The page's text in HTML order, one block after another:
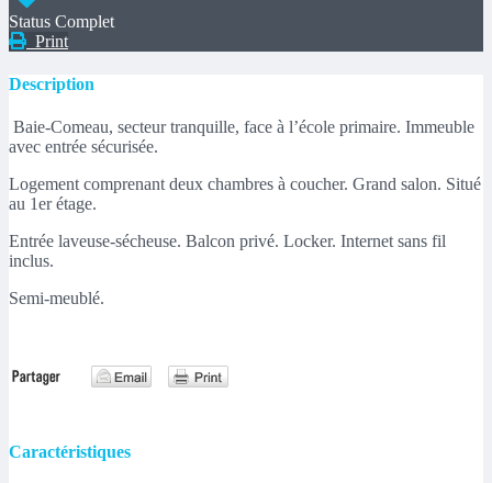
Status Complet
Print
Description
Baie-Comeau, secteur tranquille, face à l’école primaire. Immeuble
avec entrée sécurisée.
Logement comprenant deux chambres à coucher. Grand salon. Situé
au 1er étage.
Entrée laveuse-sécheuse. Balcon privé. Locker. Internet sans fil
inclus.
Semi-meublé.
Caractéristiques